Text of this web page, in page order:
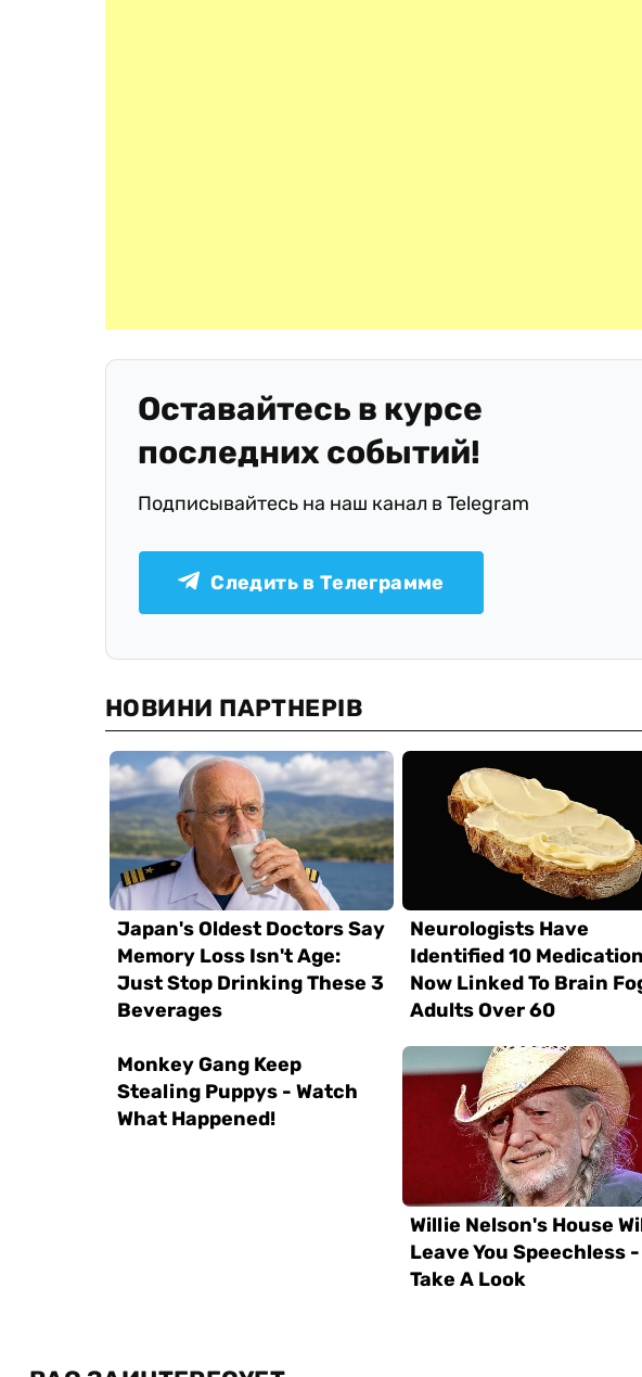
Оставайтесь в курсе
последних событий!
Подписывайтесь на наш канал в Telegram
Следить в Телеграмме